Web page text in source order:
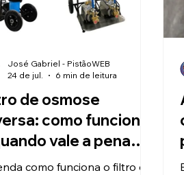
de osmose
como funciona
vale a pena
como funciona o filtro de
José Gabriel - PistãoWEB
24 de jul.
6 min de leitura